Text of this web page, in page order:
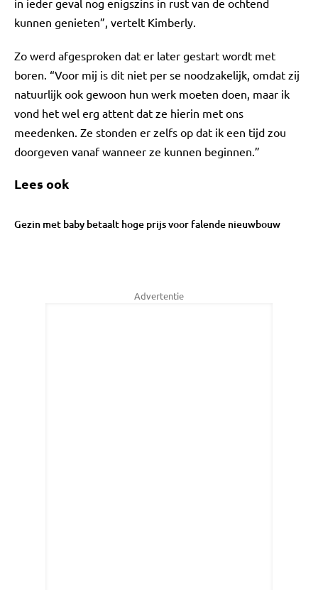
in ieder geval nog enigszins in rust van de ochtend
kunnen genieten”, vertelt Kimberly.
Zo werd afgesproken dat er later gestart wordt met
boren. “Voor mij is dit niet per se noodzakelijk, omdat zij
natuurlijk ook gewoon hun werk moeten doen, maar ik
vond het wel erg attent dat ze hierin met ons
meedenken. Ze stonden er zelfs op dat ik een tijd zou
doorgeven vanaf wanneer ze kunnen beginnen.”
Lees ook
Gezin met baby betaalt hoge prijs voor falende nieuwbouw
Advertentie